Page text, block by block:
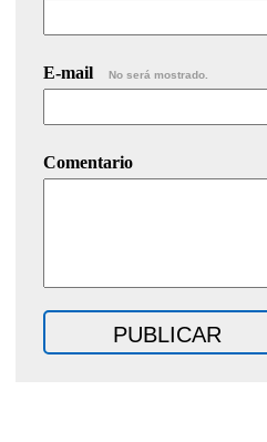
E-mail No será mostrado.
Comentario